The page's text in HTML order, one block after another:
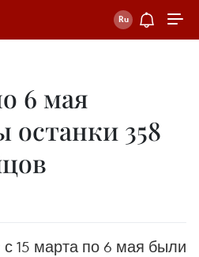
6 мая
358
15 марта по 6 мая были